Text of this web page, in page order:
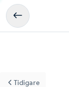
Tidigare